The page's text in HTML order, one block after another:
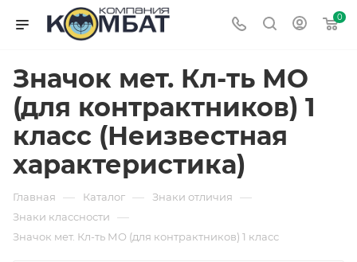
0
Значок мет. Кл-ть МО
(для контрактников) 1
класс (Неизвестная
характеристика)
Главная — Каталог — Знаки отличия —
Знаки классности —
Значок мет. Кл-ть МО (для контрактников) 1 класс